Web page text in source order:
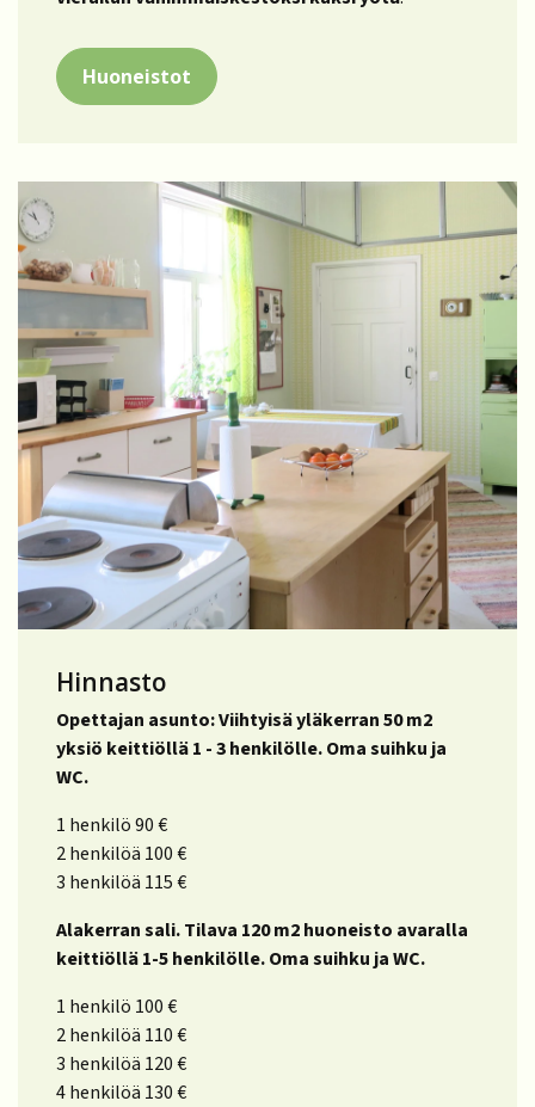
Huoneistot
Hinnasto
Opettajan asunto: Viihtyisä yläkerran 50 m2
yksiö keittiöllä 1 - 3 henkilölle. Oma suihku ja
WC.
1 henkilö 90 €
2 henkilöä 100 €
3 henkilöä 115 €
Alakerran sali. Tilava 120 m2 huoneisto avaralla
keittiöllä 1-5 henkilölle. Oma suihku ja WC.
1 henkilö 100 €
2 henkilöä 110 €
3 henkilöä 120 €
4 henkilöä 130 €